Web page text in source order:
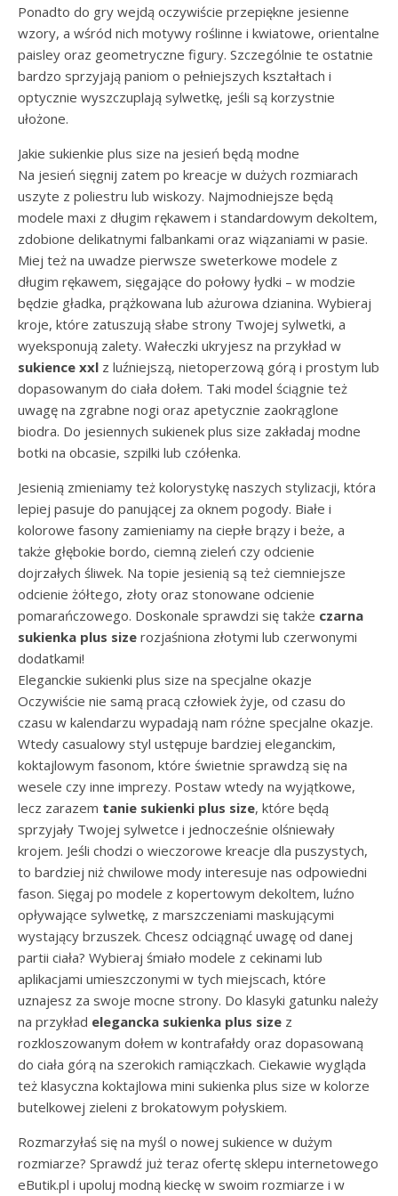
Ponadto do gry wejdą oczywiście przepiękne jesienne
wzory, a wśród nich motywy roślinne i kwiatowe, orientalne
paisley oraz geometryczne figury. Szczególnie te ostatnie
bardzo sprzyjają paniom o pełniejszych kształtach i
optycznie wyszczuplają sylwetkę, jeśli są korzystnie
ułożone.
Jakie sukienkie plus size na jesień będą modne
Na jesień sięgnij zatem po kreacje w dużych rozmiarach
uszyte z poliestru lub wiskozy. Najmodniejsze będą
modele maxi z długim rękawem i standardowym dekoltem,
zdobione delikatnymi falbankami oraz wiązaniami w pasie.
Miej też na uwadze pierwsze sweterkowe modele z
długim rękawem, sięgające do połowy łydki – w modzie
będzie gładka, prążkowana lub ażurowa dzianina. Wybieraj
kroje, które zatuszują słabe strony Twojej sylwetki, a
wyeksponują zalety. Wałeczki ukryjesz na przykład w
sukience xxl z luźniejszą, nietoperzową górą i prostym lub
dopasowanym do ciała dołem. Taki model ściągnie też
uwagę na zgrabne nogi oraz apetycznie zaokrąglone
biodra. Do jesiennych sukienek plus size zakładaj modne
botki na obcasie, szpilki lub czółenka.
Jesienią zmieniamy też kolorystykę naszych stylizacji, która
lepiej pasuje do panującej za oknem pogody. Białe i
kolorowe fasony zamieniamy na ciepłe brązy i beże, a
także głębokie bordo, ciemną zieleń czy odcienie
dojrzałych śliwek. Na topie jesienią są też ciemniejsze
odcienie żółtego, złoty oraz stonowane odcienie
pomarańczowego. Doskonale sprawdzi się także czarna
sukienka plus size rozjaśniona złotymi lub czerwonymi
dodatkami!
Eleganckie sukienki plus size na specjalne okazje
Oczywiście nie samą pracą człowiek żyje, od czasu do
czasu w kalendarzu wypadają nam różne specjalne okazje.
Wtedy casualowy styl ustępuje bardziej eleganckim,
koktajlowym fasonom, które świetnie sprawdzą się na
wesele czy inne imprezy. Postaw wtedy na wyjątkowe,
lecz zarazem tanie sukienki plus size, które będą
sprzyjały Twojej sylwetce i jednocześnie olśniewały
krojem. Jeśli chodzi o wieczorowe kreacje dla puszystych,
to bardziej niż chwilowe mody interesuje nas odpowiedni
fason. Sięgaj po modele z kopertowym dekoltem, luźno
opływające sylwetkę, z marszczeniami maskującymi
wystający brzuszek. Chcesz odciągnąć uwagę od danej
partii ciała? Wybieraj śmiało modele z cekinami lub
aplikacjami umieszczonymi w tych miejscach, które
uznajesz za swoje mocne strony. Do klasyki gatunku należy
na przykład elegancka sukienka plus size z
rozkloszowanym dołem w kontrafałdy oraz dopasowaną
do ciała górą na szerokich ramiączkach. Ciekawie wygląda
też klasyczna koktajlowa mini sukienka plus size w kolorze
butelkowej zieleni z brokatowym połyskiem.
Rozmarzyłaś się na myśl o nowej sukience w dużym
rozmiarze? Sprawdź już teraz ofertę sklepu internetowego
eButik.pl i upoluj modną kieckę w swoim rozmiarze i w